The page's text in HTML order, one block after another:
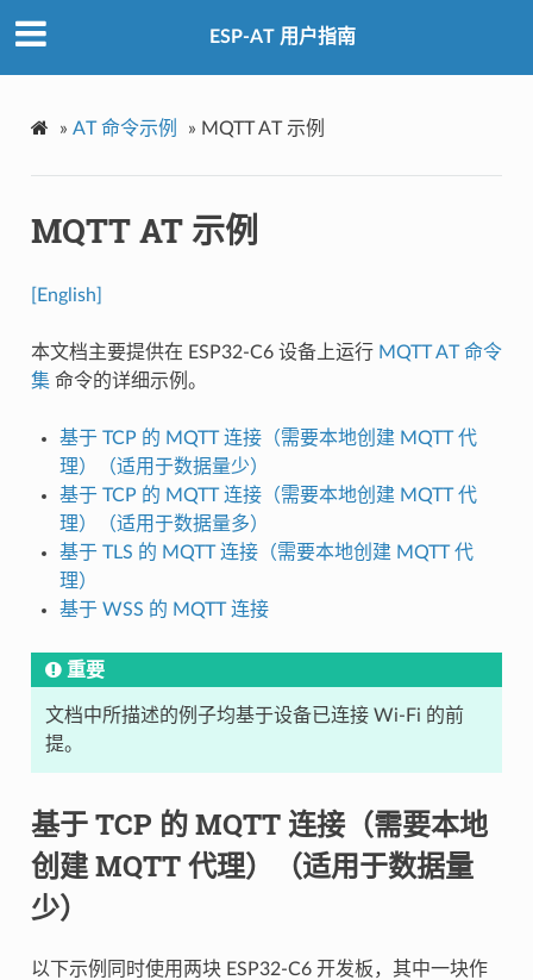
ESP-AT 用户指南
» AT 命令示例 » MQTT AT 示例
MQTT AT 示例
[English]
本文档主要提供在 ESP32-C6 设备上运行 MQTT AT 命令
集命令的详细示例。
基于 TCP 的 MQTT 连接（需要本地创建 MQTT 代
理）（适用于数据量少）
基于 TCP 的 MQTT 连接（需要本地创建 MQTT 代
理）（适用于数据量多）
基于 TLS 的 MQTT 连接（需要本地创建 MQTT 代
理）
基于 WSS 的 MQTT 连接
重要
文档中所描述的例子均基于设备已连接 Wi-Fi 的前
提。
基于 TCP 的 MQTT 连接（需要本地
创建 MQTT 代理）（适用于数据量
少）
以下示例同时使用两块 ESP32-C6 开发板，其中一块作